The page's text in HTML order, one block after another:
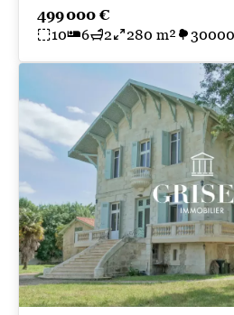
499 000 €
10
6 2 280 m²